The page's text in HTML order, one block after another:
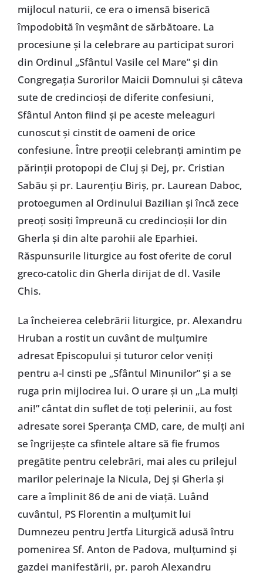
mijlocul naturii, ce era o imensă biserică
împodobită în veşmânt de sărbătoare. La
procesiune şi la celebrare au participat surori
din Ordinul „Sfântul Vasile cel Mare” şi din
Congregaţia Surorilor Maicii Domnului şi câteva
sute de credincioşi de diferite confesiuni,
Sfântul Anton fiind şi pe aceste meleaguri
cunoscut şi cinstit de oameni de orice
confesiune. Între preoţii celebranţi amintim pe
părinţii protopopi de Cluj şi Dej, pr. Cristian
Sabău şi pr. Laurenţiu Biriş, pr. Laurean Daboc,
protoegumen al Ordinului Bazilian şi încă zece
preoţi sosiţi împreună cu credincioşii lor din
Gherla şi din alte parohii ale Eparhiei.
Răspunsurile liturgice au fost oferite de corul
greco-catolic din Gherla dirijat de dl. Vasile
Chis.
La încheierea celebrării liturgice, pr. Alexandru
Hruban a rostit un cuvânt de mulţumire
adresat Episcopului şi tuturor celor veniţi
pentru a-l cinsti pe „Sfântul Minunilor” şi a se
ruga prin mijlocirea lui. O urare şi un „La mulţi
ani!” cântat din suflet de toţi pelerinii, au fost
adresate sorei Speranţa CMD, care, de mulţi ani
se îngrijeşte ca sfintele altare să fie frumos
pregătite pentru celebrări, mai ales cu prilejul
marilor pelerinaje la Nicula, Dej şi Gherla şi
care a împlinit 86 de ani de viaţă. Luând
cuvântul, PS Florentin a mulţumit lui
Dumnezeu pentru Jertfa Liturgică adusă întru
pomenirea Sf. Anton de Padova, mulţumind şi
gazdei manifestării, pr. paroh Alexandru